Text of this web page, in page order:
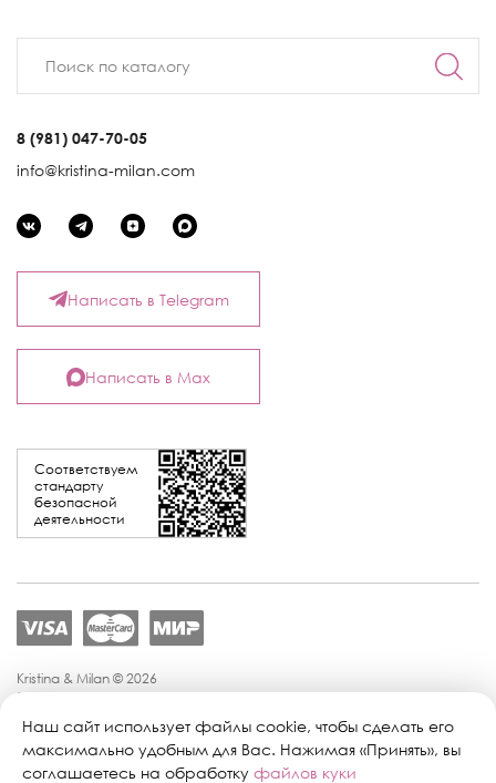
8 (981) 047-70-05
info@kristina-milan.com
Соответствуем
стандарту
безопасной
деятельности
Написать в Telegram
Написать в Max
Kristina & Milan © 2026
Политика конфиденциальности
Политика обработки персональных данных
Публичная оферта
Персональные настройки файлов cookie
Наш сайт использует файлы cookie, чтобы сделать его
максимально удобным для Вас. Нажимая «Принять», вы
соглашаетесь на обработку файлов куки